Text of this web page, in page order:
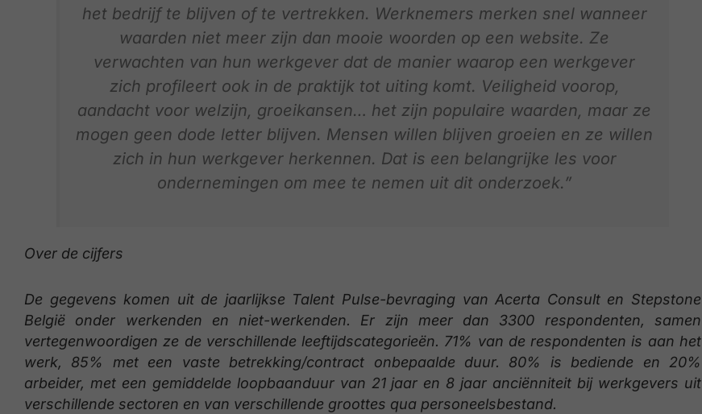
het bedrijf te blijven of te vertrekken. Werknemers merken snel wanneer
waarden niet meer zijn dan mooie woorden op een website. Ze
verwachten van hun werkgever dat de manier waarop een werkgever
zich profileert ook in de praktijk tot uiting komt. Veiligheid voorop,
aandacht voor welzijn, groeikansen… het zijn populaire waarden, maar ze
mogen geen dode letter blijven. Mensen willen blijven groeien en ze willen
zich in hun werkgever herkennen. Dat is een belangrijke les voor
ondernemingen om mee te nemen uit dit onderzoek.”
Over de cijfers
De gegevens komen uit de jaarlijkse Talent Pulse-bevraging van Acerta Consult en Stepstone
België onder werkenden en niet-werkenden. Er zijn meer dan 3300 respondenten, samen
vertegenwoordigen ze de verschillende leeftijdscategorieën. 71% van de respondenten is aan het
werk, 85% met een vaste betrekking/contract onbepaalde duur. 80% is bediende en 20%
arbeider, met een gemiddelde loopbaanduur van 21 jaar en 8 jaar anciënniteit bij werkgevers uit
verschillende sectoren en van verschillende groottes qua personeelsbestand.